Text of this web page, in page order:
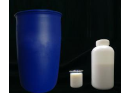
d'alcool ou alcoolique solvant.